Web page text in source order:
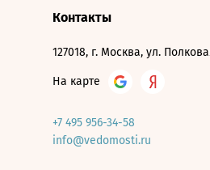
Контакты
127018, г. Москва, ул.
На карте
+7 495 956-34-58
info@vedomosti.ru